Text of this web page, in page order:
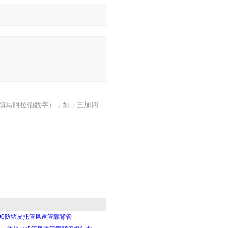
写阿拉伯数字），如：三加四
防堵皮托管风速管靠背管